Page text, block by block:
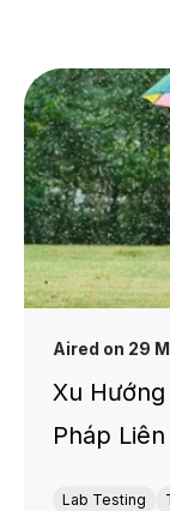
Aired on 29
Xu
Pháp
Lab Testing